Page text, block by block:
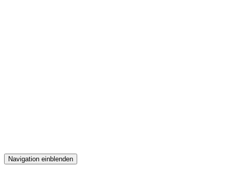
Navigation einblenden